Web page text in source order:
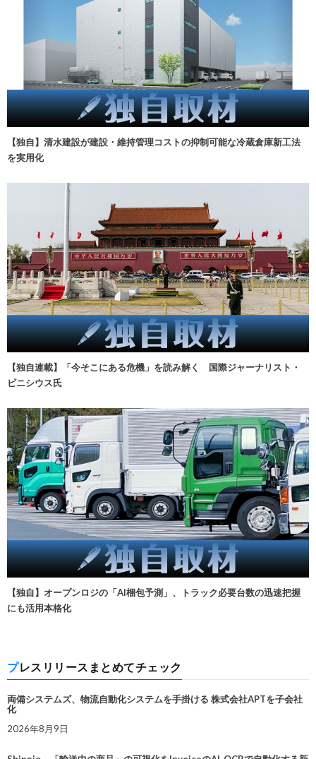
【独自】清水建設が建設・維持管理コストの抑制可能な冷蔵倉庫新工法
を実用化
【独自連載】「今そこにある危機」を読み解く 国際ジャーナリスト・
ビニシウス氏
【独自】オープンロジの「AI梱包予測」、トラック必要台数の迅速把握
にも活用本格化
プレスリリースまとめてチェック
両備システムズ、物流自動化システムを手掛ける 株式会社APTを子会社
化
2026年8月9日